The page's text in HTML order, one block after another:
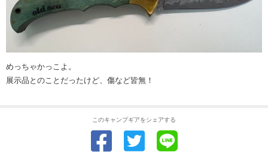
めっちゃかっこよ。
展示品とのことだったけど、傷など皆無！
このキャンプギアをシェアする